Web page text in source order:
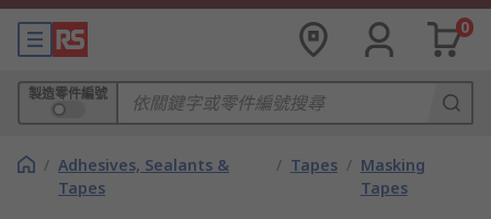
0
製造零件編號
/ Adhesives, Sealants &
Tapes
/ Tapes / Masking
Tapes